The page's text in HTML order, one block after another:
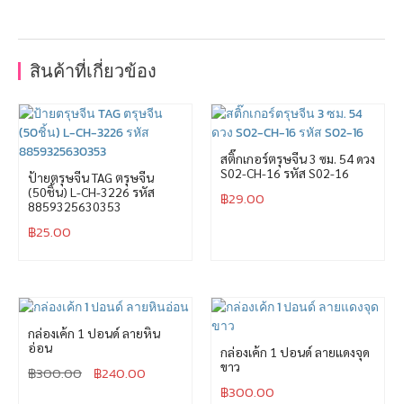
สินค้าที่เกี่ยวข้อง
ป้ายตรุษจีน TAG ตรุษจีน
(50ชิ้น) L-CH-3226 รหัส
8859325630353
฿25.00
สติ๊กเกอร์ตรุษจีน 3 ซม. 54 ดวง
S02-CH-16 รหัส S02-16
฿29.00
กล่องเค้ก 1 ปอนด์ ลายหิน
อ่อน
฿300.00 ฿240.00
กล่องเค้ก 1 ปอนด์ ลายแดงจุด
ขาว
฿300.00